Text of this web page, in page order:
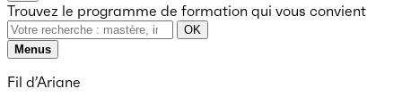
Trouvez le programme de formation qui vous convient
OK
Menus
Fil d’Ariane